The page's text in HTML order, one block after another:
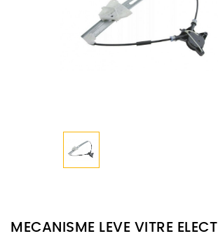
MECANISME LEVE VITRE